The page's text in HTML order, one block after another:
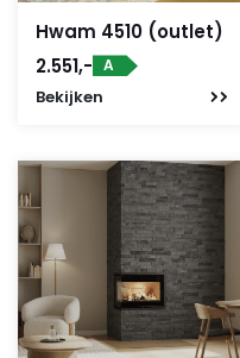
Hwam 4510 (outlet)
2.551,- A
Bekijken